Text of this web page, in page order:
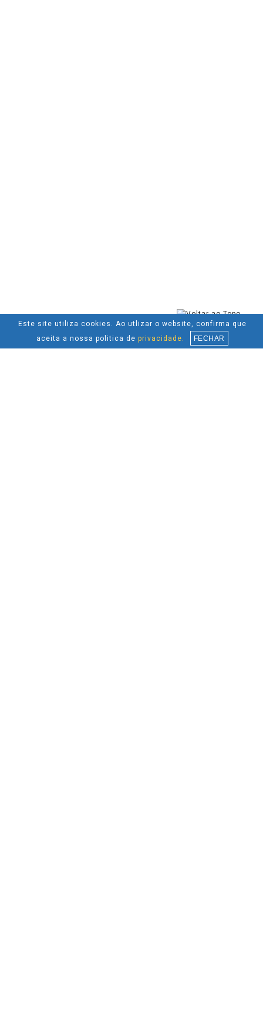
Este site utiliza cookies. Ao utlizar o website, confirma que
aceita a nossa politica de privacidade. FECHAR